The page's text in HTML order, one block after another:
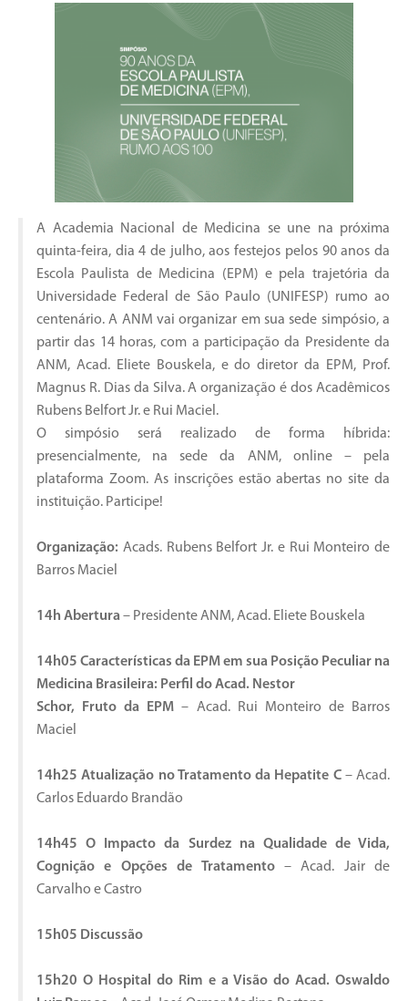
A Academia Nacional de Medicina se une na próxima
quinta-feira, dia 4 de julho, aos festejos pelos 90 anos da
Escola Paulista de Medicina (EPM) e pela trajetória da
Universidade Federal de São Paulo (UNIFESP) rumo ao
centenário. A ANM vai organizar em sua sede simpósio, a
partir das 14 horas, com a participação da Presidente da
ANM, Acad. Eliete Bouskela, e do diretor da EPM, Prof.
Magnus R. Dias da Silva. A organização é dos Acadêmicos
Rubens Belfort Jr. e Rui Maciel.
O simpósio será realizado de forma híbrida:
presencialmente, na sede da ANM, online – pela
plataforma Zoom. As inscrições estão abertas no site da
instituição. Participe!
Organização: Acads. Rubens Belfort Jr. e Rui Monteiro de
Barros Maciel
14h Abertura– Presidente ANM, Acad. Eliete Bouskela
14h05 Características da EPM em sua Posição Peculiar na
Medicina Brasileira: Perfil do Acad. Nestor
Schor, Fruto da EPM – Acad. Rui Monteiro de Barros
Maciel
14h25 Atualização no Tratamento da Hepatite C– Acad.
Carlos Eduardo Brandão
14h45 O Impacto da Surdez na Qualidade de Vida,
Cognição e Opções de Tratamento– Acad. Jair de
Carvalho e Castro
15h05 Discussão
15h20 O Hospital do Rim e a Visão do Acad. Oswaldo